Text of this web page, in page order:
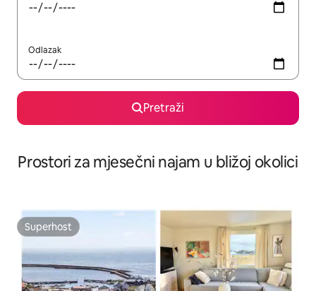
Odlazak
Pretraži
Prostori za mjesečni najam u bližoj okolici
Superhost
Superhost